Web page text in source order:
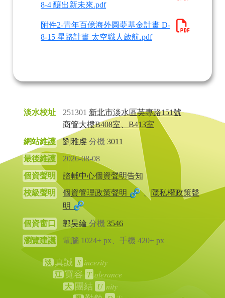
8-4 釀出新未來.pdf
附件2-青年百億海外圓夢基金計畫 D-
8-15 星路計畫 太空職人啟航.pdf
淡水校址 251301 新北市淡水區英專路151號
商管大樓B408室、B413室
網站維護
劉雅虔分機 3011
最後維護
2026-08-08
個資聲明
諮輔中心個資聲明告知
校級聲明
個資管理政策聲明 、 隱私權政策聲
明
個資窗口 郭昊綸 分機 3546
瀏覽建議
電腦 1024+ px、手機 420+ px
淡 真誠 S incerity
江 寬容 T olerance
大 團結 U nity